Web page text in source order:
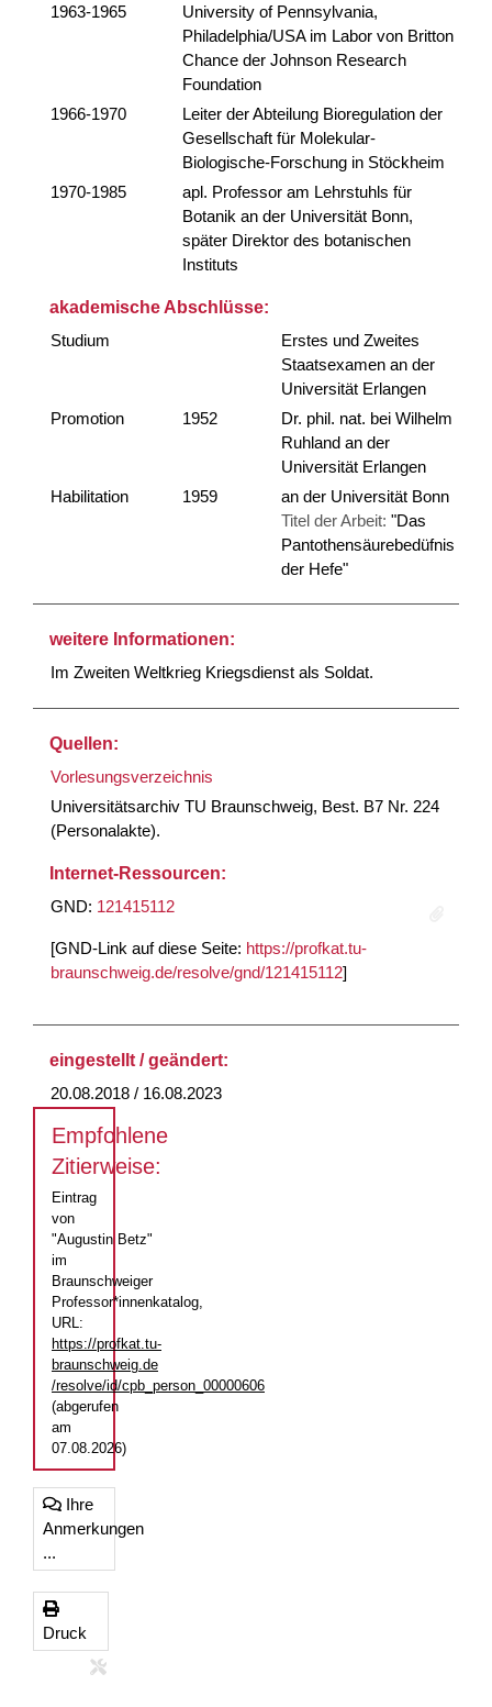
1963-1965
University of Pennsylvania,
Philadelphia/USA im Labor von Britton
Chance der Johnson Research
Foundation
1966-1970
Leiter der Abteilung Bioregulation der
Gesellschaft für Molekular-
Biologische-Forschung in Stöckheim
1970-1985
apl. Professor am Lehrstuhls für
Botanik an der Universität Bonn,
später Direktor des botanischen
Instituts
akademische Abschlüsse:
Studium
Erstes und Zweites
Staatsexamen an der
Universität Erlangen
Promotion
1952
Dr. phil. nat. bei Wilhelm
Ruhland an der
Universität Erlangen
Habilitation
1959
an der Universität Bonn
Titel der Arbeit: "Das
Pantothensäurebedüfnis
der Hefe"
weitere Informationen:
Im Zweiten Weltkrieg Kriegsdienst als Soldat.
Quellen:
Vorlesungsverzeichnis
Universitätsarchiv TU Braunschweig, Best. B7 Nr. 224
(Personalakte).
Internet-Ressourcen:
GND: 121415112
[GND-Link auf diese Seite: https://profkat.tu-
braunschweig.de/resolve/gnd/121415112]
eingestellt / geändert:
20.08.2018 / 16.08.2023
Empfohlene
Zitierweise:
Eintrag
von
"Augustin Betz"
im
Braunschweiger
Professor*innenkatalog,
URL:
https://profkat.tu-
braunschweig.de
/resolve/id/cpb_person_00000606
(abgerufen
am
07.08.2026)
Ihre
Anmerkungen
...
Druck